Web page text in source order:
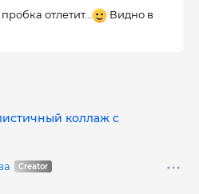
отлетит...
Видно в
коллаж с